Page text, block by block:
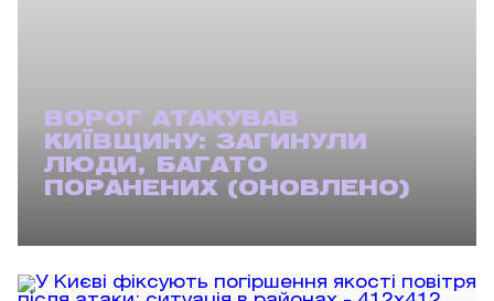
ВОРОГ АТАКУВАВ
КИЇВЩИНУ: ЗАГИНУЛИ
ЛЮДИ, БАГАТО
ПОРАНЕНИХ (ОНОВЛЕНО)